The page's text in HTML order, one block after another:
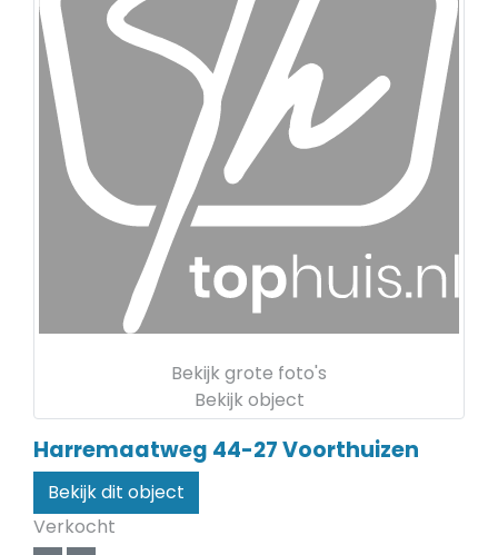
Bekijk grote foto's
Bekijk object
Harremaatweg 44-27Voorthuizen
Bekijk dit object
Verkocht